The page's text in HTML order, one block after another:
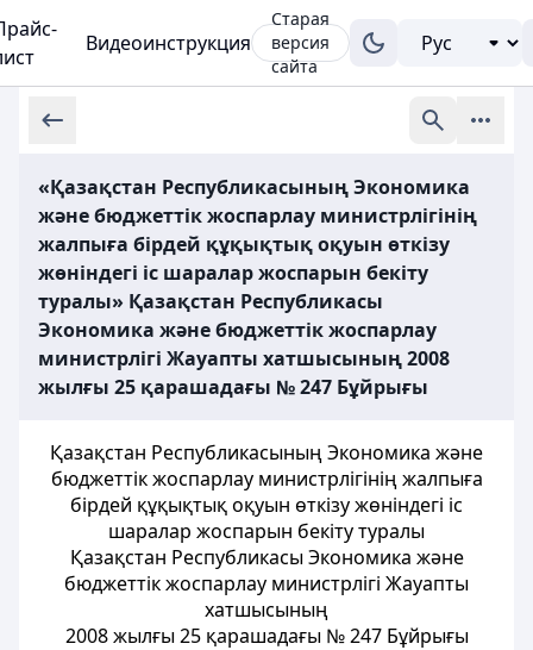
Видеоинструкция
Старая
версия
сайта
«Қазақстан Республикасының Экономика
және бюджеттік жоспарлау министрлігінің
жалпыға бірдей құқықтық оқуын өткізу
жөніндегі іс шаралар жоспарын бекіту
туралы» Қазақстан Республикасы
Экономика және бюджеттік жоспарлау
министрлігі Жауапты хатшысының 2008
жылғы 25 қарашадағы № 247 Бұйрығы
Қазақстан Республикасының Экономика және
бюджеттік жоспарлау министрлігінің жалпыға
бiрдей құқықтық оқуын өткізу жөніндегі іс
шаралар жоспарын бекіту туралы
Қазақстан Республикасы Экономика және
бюджеттік жоспарлау министрлігі Жауапты
хатшысының
2008 жылғы 25 қарашадағы № 247 Бұйрығы